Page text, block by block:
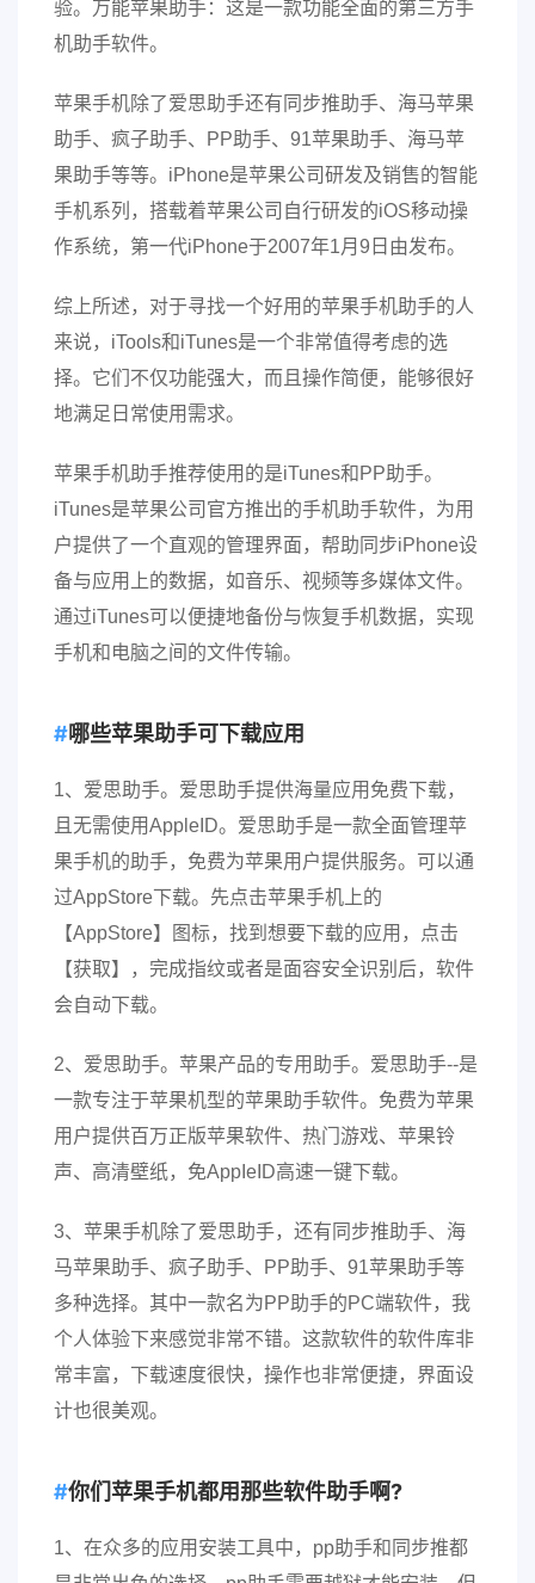
验。万能苹果助手：这是一款功能全面的第三方手
机助手软件。
苹果手机除了爱思助手还有同步推助手、海马苹果
助手、疯子助手、PP助手、91苹果助手、海马苹
果助手等等。iPhone是苹果公司研发及销售的智能
手机系列，搭载着苹果公司自行研发的iOS移动操
作系统，第一代iPhone于2007年1月9日由发布。
综上所述，对于寻找一个好用的苹果手机助手的人
来说，iTools和iTunes是一个非常值得考虑的选
择。它们不仅功能强大，而且操作简便，能够很好
地满足日常使用需求。
苹果手机助手推荐使用的是iTunes和PP助手。
iTunes是苹果公司官方推出的手机助手软件，为用
户提供了一个直观的管理界面，帮助同步iPhone设
备与应用上的数据，如音乐、视频等多媒体文件。
通过iTunes可以便捷地备份与恢复手机数据，实现
手机和电脑之间的文件传输。
哪些苹果助手可下载应用
1、爱思助手。爱思助手提供海量应用免费下载，
且无需使用AppleID。爱思助手是一款全面管理苹
果手机的助手，免费为苹果用户提供服务。可以通
过AppStore下载。先点击苹果手机上的
【AppStore】图标，找到想要下载的应用，点击
【获取】，完成指纹或者是面容安全识别后，软件
会自动下载。
2、爱思助手。苹果产品的专用助手。爱思助手--是
一款专注于苹果机型的苹果助手软件。免费为苹果
用户提供百万正版苹果软件、热门游戏、苹果铃
声、高清壁纸，免AppIeID高速一键下载。
3、苹果手机除了爱思助手，还有同步推助手、海
马苹果助手、疯子助手、PP助手、91苹果助手等
多种选择。其中一款名为PP助手的PC端软件，我
个人体验下来感觉非常不错。这款软件的软件库非
常丰富，下载速度很快，操作也非常便捷，界面设
计也很美观。
你们苹果手机都用那些软件助手啊?
1、在众多的应用安装工具中，pp助手和同步推都